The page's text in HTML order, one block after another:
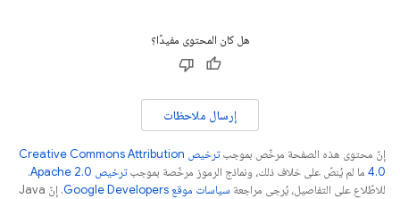
هل كان المحتوى مفيدًا؟
إرسال ملاحظات
إنّ محتوى هذه الصفحة مرخّص بموجب
ترخيص Creative Commons Attribution
4.0‏ ما لم يُنصّ على خلاف ذلك، ونماذج الرموز مرخّصة بموجبترخيص Apache 2.0‏
.
للاطّلاع على التفاصيل، يُرجى مراجعة سياسات موقع Google Developers‏
. إنّ Java